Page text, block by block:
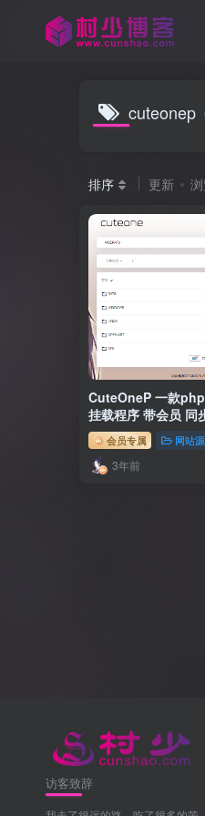
cuteonep
排序 更新
CuteOneP 一款
挂载程序 带会员 同
会员专属 网站
3年前
访客致辞